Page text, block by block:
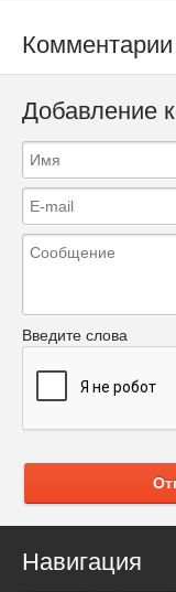
Комментарии
Добавление
Введите слова
Навигация